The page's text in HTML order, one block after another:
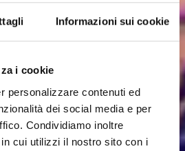
Informazioni sui cookie
i cookie
personalizzare contenuti ed
dei social media e per
Condividiamo inoltre
cui utilizzi il nostro sito con i